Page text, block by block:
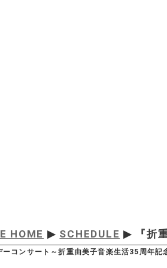
HOME ▶ SCHEDULE ▶ 『折
コンサート～折重由美子音楽生活35周年記